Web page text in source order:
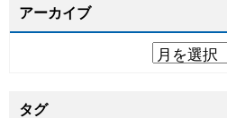
アーカイブ
タグ